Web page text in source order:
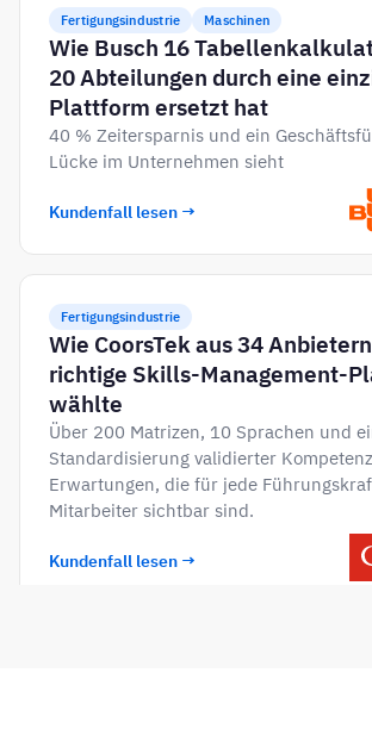
Fertigungsindustrie Maschinen
Wie Busch 16
20 Abteilungen durch eine
Plattform ersetzt hat
40 % Zeitersparnis und ein
Lücke im Unternehmen sieht
Kundenfall lesen →
Fertigungsindustrie
Wie CoorsTek aus 34
richtige Skills-Management-
wählte
Über 200 Matrizen, 10 Sprachen und
Standardisierung validierter
Erwartungen, die für jede
Mitarbeiter sichtbar sind.
Kundenfall lesen →